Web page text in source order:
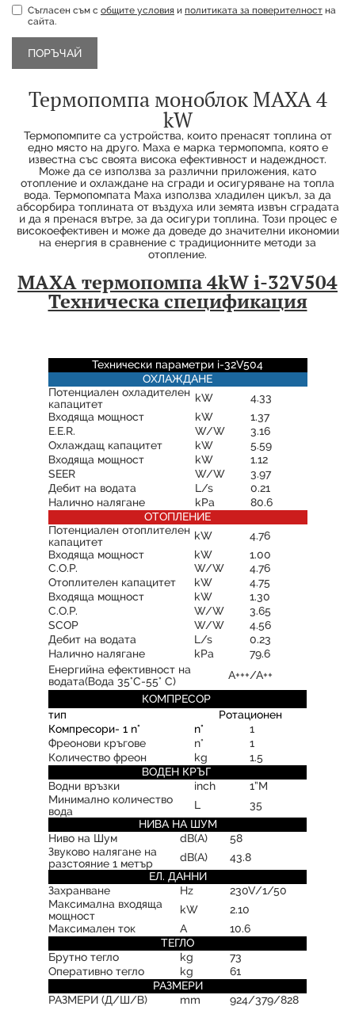
Продуктът е успешно добавен в количката
Съгласен съм с общите условия и политиката за поверителност на
сайта.
Термопомпа моноблок MAXA 4
kW
Термопомпитe са устройства, които пренасят топлина от
едно място на друго. Maxa е марка термопомпа, която е
известна със своята висока ефективност и надеждност.
Може да се използва за различни приложения, като
отопление и охлаждане на сгради и осигуряване на топла
вода. Термопомпата Maxa използва хладилен цикъл, за да
абсорбира топлината от въздуха или земята извън сградата
и да я пренася вътре, за да осигури топлина. Този процес е
високоефективен и може да доведе до значителни икономии
на енергия в сравнение с традиционните методи за
отопление.
MAXAтермопомпа 4kW i-32V504
Техническа спецификация
Технически параметри i-32V504
ОХЛАЖДАНЕ
Потенциален охладителен
капацитет
kW
4.33
Входяща мощност
kW
1.37
E.E.R.
W/W
3.16
Охлаждащ капацитет
kW
5.59
Входяща мощност
kW
1.12
SEER
W/W
3.97
Дебит на водата
L/s
0.21
Налично налягане
kPa
80.6
ОТОПЛЕНИЕ
Потенциален отоплителен
капацитет
kW
4.76
Входяща мощност
kW
1.00
C.O.P.
W/W
4.76
Отоплителен капацитет
kW
4.75
Входяща мощност
kW
1.30
C.O.P.
W/W
3.65
SCOP
W/W
4.56
Дебит на водата
L/s
0.23
Налично налягане
kPa
79.6
Енергийна ефективност на
водата(Вода 35°C-55° C)
А+++/А++
КОМПРЕСОР
тип
Ротационен
Компресори- 1 n°
n°
1
Фреонови кръгове
n°
1
Количество фреон
kg
1.5
ВОДЕН КРЪГ
Водни връзки
inch
1”M
Минимално количество
вода
L
35
НИВА НА ШУМ
Ниво на Шум
dB(A)
58
Звуково налягане на
разстояние 1 метър
dB(A)
43.8
ЕЛ. ДАННИ
Захранване
Hz
230V/1/50
Максимална входяща
мощност
kW
2.10
Максимален ток
А
10.6
ТЕГЛО
Брутно тегло
kg
73
Оперативно тегло
kg
61
РАЗМЕРИ
РАЗМЕРИ (Д/Ш/В)
mm 924/379/828